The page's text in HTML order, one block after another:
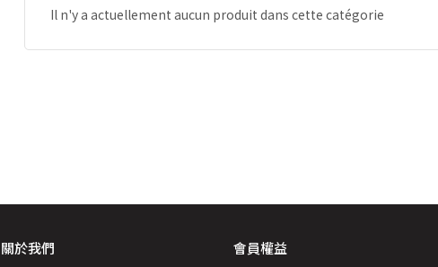
Il n'y a actuellement aucun produit dans cette catégorie
關於我們 會員權益